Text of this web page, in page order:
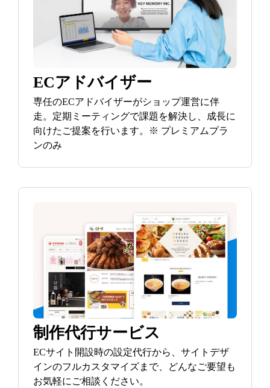
ECアドバイザー
専任のECアドバイザーがショップ運営に伴
走。定期ミーティングで課題を解決し、成長に
向けたご提案を行います。※ プレミアムプラ
ンのみ
制作代行サービス
ECサイト開設時の設定代行から、サイトデザ
インのフルカスタマイズまで、どんなご要望も
お気軽にご相談ください。